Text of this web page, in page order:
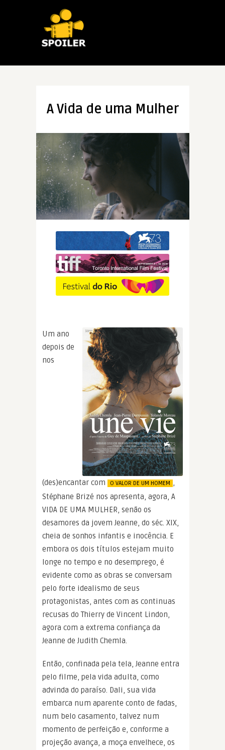
A Vida de uma Mulher
Um ano
depois de
nos
(des)encantar com O VALOR DE UM HOMEM ,
Stéphane Brizé nos apresenta, agora, A
VIDA DE UMA MULHER, senão os
desamores da jovem Jeanne, do séc. XIX,
cheia de sonhos infantis e inocência. E
embora os dois títulos estejam muito
longe no tempo e no desemprego, é
evidente como as obras se conversam
pelo forte idealismo de seus
protagonistas, antes com as continuas
recusas do Thierry de Vincent Lindon,
agora com a extrema confiança da
Jeanne de Judith Chemla.
Então, confinada pela tela, Jeanne entra
pelo filme, pela vida adulta, como
advinda do paraíso. Dali, sua vida
embarca num aparente conto de fadas,
num belo casamento, talvez num
momento de perfeição e, conforme a
projeção avança, a moça envelhece, os